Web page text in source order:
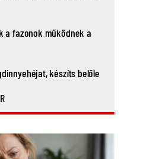
a fazonok működnek a
készíts belőle